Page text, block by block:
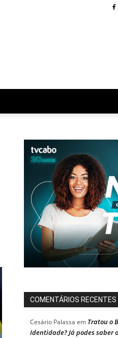
COMENTÁRIOS RECENTES
Cesário Palassa em Tratou o
Identidade? Já podes saber